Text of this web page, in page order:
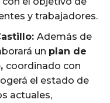
y trabajadores.
Además de
un plan de
coordinado con
el estado de
actuales,